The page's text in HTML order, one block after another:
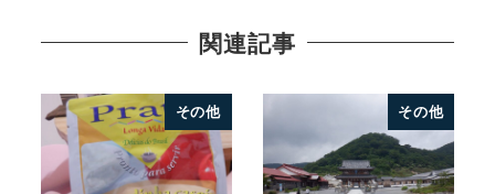
関連記事
その他 その他